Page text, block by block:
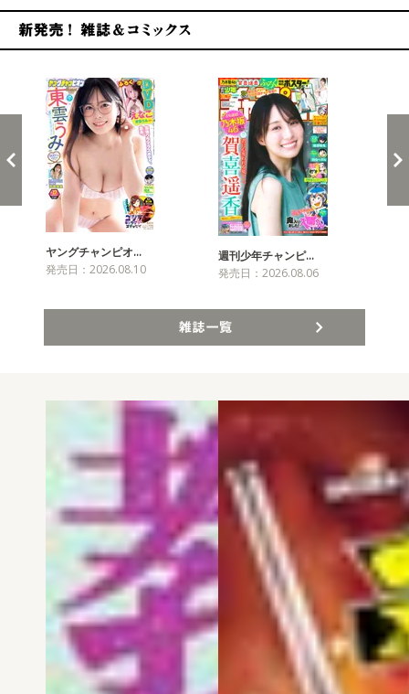
ヤングチャンピオ…
発売日：2026.08.10
週刊少年チャンピ…
発売日：2026.08.06